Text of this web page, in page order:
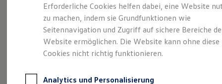
Leasing
Leasing-Angebote
Gebrauchtwagen Leasing
Junge Gebrauchtwagen-Leasing
Elektroauto Leasing
Kleinwagen-Leasing
Leasing ohne Anzahlung
Autokredit mit Schlussrate
Ihr Begleiter für Alltag
und Freizeit. Der T-
Cross.
Erforderliche Cookies helfen dabei, eine Website
zu machen, indem sie Grundfunktionen wie
Seitennavigation und Zugriff auf sichere Bereiche
Website ermöglichen. Die Website kann ohne diese
Cookies nicht richtig funktionieren.
Analytics und Personalisierung